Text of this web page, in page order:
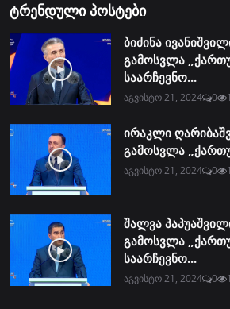
ტრენდული პოსტები
ბიძინა
გამოსვლა
საარჩევნო...
აგვისტო 21, 2024 0
ირაკლი
გამოსვლა
აგვისტო 21, 2024 0
შალვა
გამოსვლა
საარჩევნო...
აგვისტო 21, 2024 0